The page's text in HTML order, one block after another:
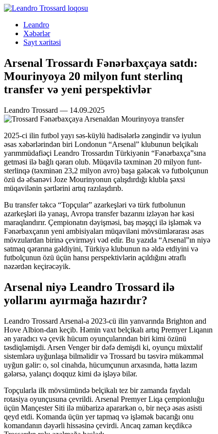
Leandro
Xəbərlər
Sayt xəritəsi
Arsenal Trossardı Fənərbaxçaya satdı:
Mourinyoya 20 milyon funt sterlinq
transfer və yeni perspektivlər
Leandro Trossard — 14.09.2025
2025-ci ilin futbol yayı səs-küylü hadisələrlə zəngindir və iyulun
əsas xəbərlərindən biri Londonun “Arsenal” klubunun belçikalı
yarımmüdafiəçi Leandro Trossardın Türkiyənin “Fənərbaxça”sına
getməsi ilə bağlı qərarı olub. Müqavilə təxminən 20 milyon funt-
sterlinqə (təxminən 23,2 milyon avro) başa gələcək və futbolçunun
özü də əfsanəvi Joze Mourinyonun çalışdırdığı klubla şəxsi
müqavilənin şərtlərini artıq razılaşdırıb.
Bu transfer təkcə “Topçular” azarkeşləri və türk futbolunun
azarkeşləri ilə yanaşı, Avropa transfer bazarını izləyən hər kəsi
maraqlandırır. Çempionatın dəyişməsi, baş məşqçi ilə işləmək və
Fənərbaxçanın yeni ambisiyaları müqaviləni mövsümlərarası əsas
mövzulardan birinə çevirməyi vəd edir. Bu yazıda “Arsenal”ın niyə
satmaq qərarına gəldiyini, Türkiyə klubunun nə əldə etdiyini və
futbolçunun özü üçün hansı perspektivlərin açıldığını ətraflı
nəzərdən keçirəcəyik.
Arsenal niyə Leandro Trossard ilə
yollarını ayırmağa hazırdır?
Leandro Trossard Arsenal-a 2023-cü ilin yanvarında Brighton and
Hove Albion-dan keçib. Həmin vaxt belçikalı artıq Premyer Liqanın
ən yaradıcı və çevik hücum oyunçularından biri kimi özünü
təsdiqləmişdi. Arsen Venger bir dəfə demişdi ki, oyunçu müxtəlif
sistemlərə uyğunlaşa bilməlidir və Trossard bu təsvirə mükəmməl
uyğun gəlir: o, sol cinahda, hücumçunun arxasında, hətta lazım
gələrsə, yalançı doqquz kimi də işləyə bilər.
Topçularla ilk mövsümündə belçikalı tez bir zamanda faydalı
rotasiya oyunçusuna çevrildi. Arsenal Premyer Liqa çempionluğu
üçün Mançester Siti ilə mübarizə apararkən o, bir neçə əsas asisti
qeyd etdi. Komanda üçün yer tapmaq və işləmək bacarığı onu
komandanın dəyərli hissəsinə çevirdi. Ancaq zaman keçdikcə